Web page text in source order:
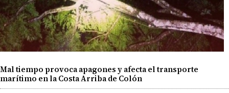
Mal tiempo provoca apagones y afecta el transporte
marítimo en la Costa Arriba de Colón